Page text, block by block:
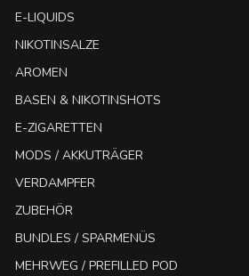
E-LIQUIDS
NIKOTINSALZE
AROMEN
BASEN & NIKOTINSHOTS
E-ZIGARETTEN
MODS / AKKUTRÄGER
VERDAMPFER
ZUBEHÖR
BUNDLES / SPARMENÜS
MEHRWEG / PREFILLED POD